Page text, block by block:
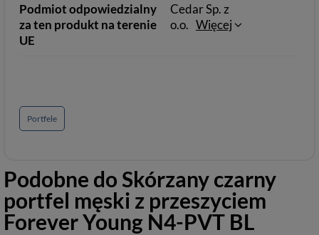
Podmiot odpowiedzialny
za ten produkt na terenie
UE
Cedar Sp. z
o.o. Więcej
Portfele
Podobne doSkórzany czarny
portfel męski z przeszyciem
Forever Young N4-PVT BL